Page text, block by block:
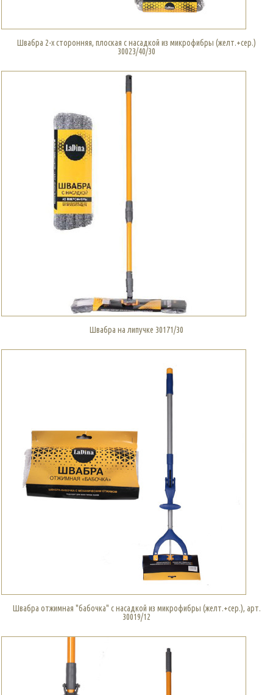
Швабра 2-х сторонняя, плоская с насадкой из микрофибры (желт.+сер.)
30023/40/30
Швабра на липучке 30171/30
Швабра отжимная "бабочка" с насадкой из микрофибры (желт.+сер.), арт.
30019/12